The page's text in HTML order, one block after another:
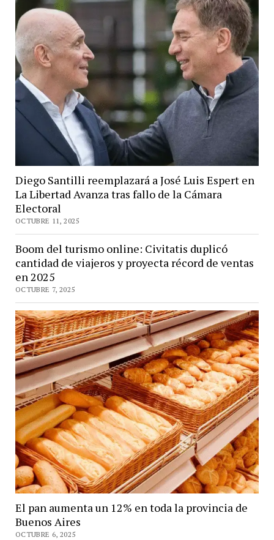
Diego Santilli reemplazará a José Luis Espert en
La Libertad Avanza tras fallo de la Cámara
Electoral
OCTUBRE 11, 2025
Boom del turismo online: Civitatis duplicó
cantidad de viajeros y proyecta récord de ventas
en 2025
OCTUBRE 7, 2025
El pan aumenta un 12% en toda la provincia de
Buenos Aires
OCTUBRE 6, 2025